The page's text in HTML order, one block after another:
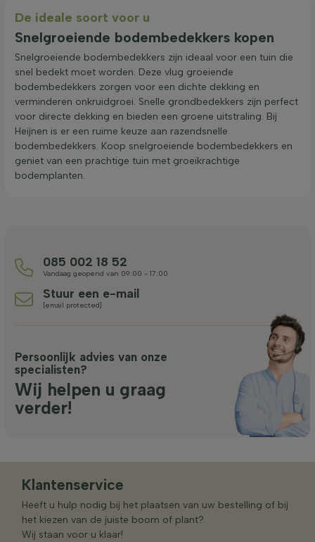
De ideale soort voor u
Snelgroeiende bodembedekkers kopen
Snelgroeiende bodembedekkers zijn ideaal voor een tuin die
snel bedekt moet worden. Deze vlug groeiende
bodembedekkers zorgen voor een dichte dekking en
verminderen onkruidgroei. Snelle grondbedekkers zijn perfect
voor directe dekking en bieden een groene uitstraling. Bij
Heijnen is er een ruime keuze aan razendsnelle
bodembedekkers. Koop snelgroeiende bodembedekkers en
geniet van een prachtige tuin met groeikrachtige
bodemplanten.
085 002 18 52
Vandaag geopend van 09:00 - 17:00
Stuur een e-mail
[email protected]
Persoonlijk advies van onze
specialisten?
Wij helpen u graag
verder!
Klantenservice
Heeft u hulp nodig bij het plaatsen van uw bestelling of bij
het kiezen van de juiste boom of plant?
Wij staan voor u klaar!